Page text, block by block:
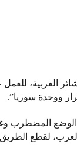
العربية،
ووحدة سوريا”.
الوضع المضطرب
لقطع